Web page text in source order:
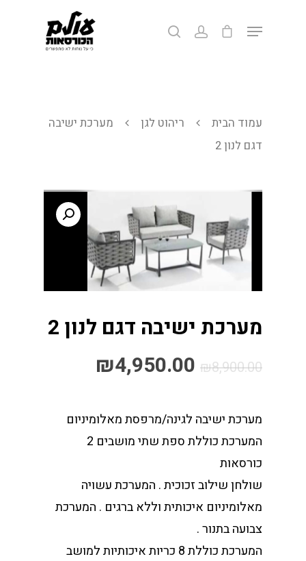
עמוד הבית ריהוט לגן
מערכת ישיבה
דגם לנון 2
מערכת ישיבה דגם לנון 2
₪8,900.00
₪4,950.00
מערכת ישיבה לגינה/מרפסת מאלומיניום
המערכת כוללת ספת שתי מושבים 2
כורסאות
שולחן שילוב זכוכית . המערכת עשויה
מאלומיניום איכותית וללא ברגים . המערכת
צבועה בתנור .
המערכת כוללת 8 כריות איכותיות למושב